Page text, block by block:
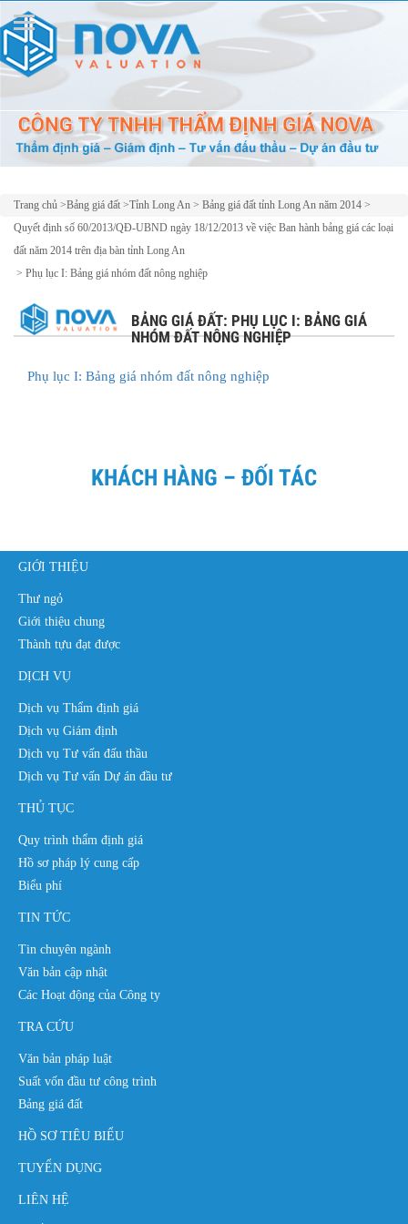
Trang chủ >Bảng giá đất >Tỉnh Long An > Bảng giá đất tỉnh Long An năm 2014 >
Quyết định số 60/2013/QĐ-UBND ngày 18/12/2013 về việc Ban hành bảng giá các loại
đất năm 2014 trên địa bàn tỉnh Long An
> Phụ lục I: Bảng giá nhóm đất nông nghiệp
BẢNG GIÁ ĐẤT: PHỤ LỤC I: BẢNG GIÁ
NHÓM ĐẤT NÔNG NGHIỆP
Phụ lục I: Bảng giá nhóm đất nông nghiệp
KHÁCH HÀNG – ĐỐI TÁC
GIỚI THIỆU
Thư ngỏ
Giới thiệu chung
Thành tựu đạt được
DỊCH VỤ
Dịch vụ Thẩm định giá
Dịch vụ Giám định
Dịch vụ Tư vấn đấu thầu
Dịch vụ Tư vấn Dự án đầu tư
THỦ TỤC
Quy trình thẩm định giá
Hồ sơ pháp lý cung cấp
Biểu phí
TIN TỨC
Tin chuyên ngành
Văn bản cập nhật
Các Hoạt động của Công ty
TRA CỨU
Văn bản pháp luật
Suất vốn đầu tư công trình
Bảng giá đất
HỒ SƠ TIÊU BIỂU
TUYỂN DỤNG
LIÊN HỆ